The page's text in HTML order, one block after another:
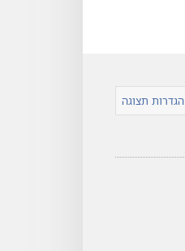
הגדרות תצוגה